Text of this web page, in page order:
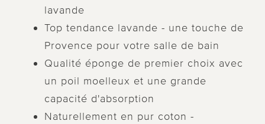
lavande
Top tendance lavande - une touche de
Provence pour votre salle de bain
Qualité éponge de premier choix avec
un poil moelleux et une grande
capacité d'absorption
Naturellement en pur coton -